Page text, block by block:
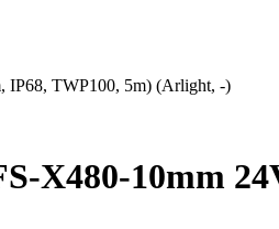
IP68, TWP100, 5m) (Arlight, -)
X480-10mm